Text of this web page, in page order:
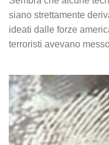
siano strettamente
ideati dalle forze
terroristi avevano